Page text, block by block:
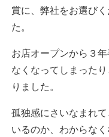
賞に、弊社をお選び
た。
お店オープンから３
なくなってしまった
りました。
孤独感にさいなまれ
いるのか、わからな